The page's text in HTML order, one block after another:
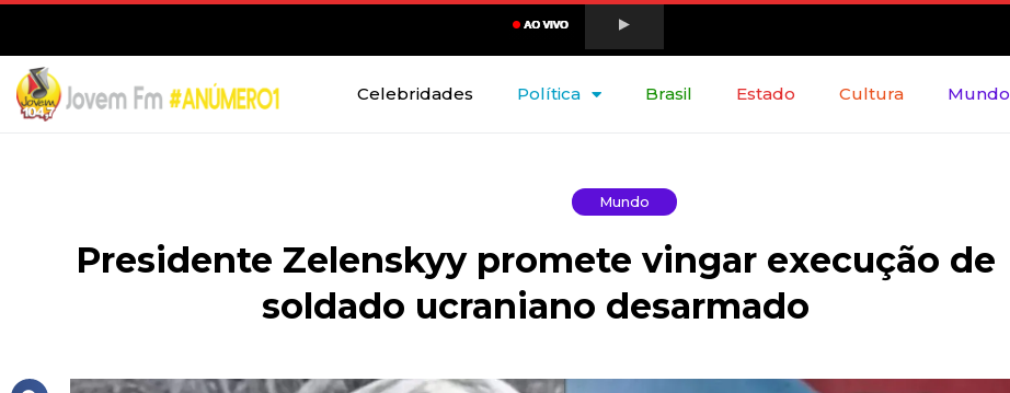
Celebridades Política Brasil Estado Cultura Mundo
Mundo
Presidente Zelenskyy promete vingar execução de
soldado ucraniano desarmado